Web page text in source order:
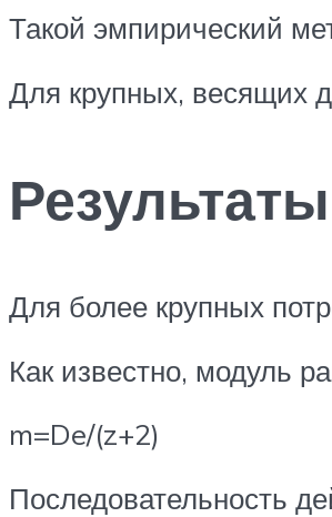
Такой эмпирический
Для крупных, весящих
Для более крупных
Как известно, модуль
m=De/(z+2)
Последовательность